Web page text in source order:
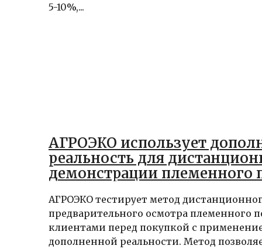
5-10%,...
АГРОЭКО использует
реальность для
демонстрации племенного
АГРОЭКО тестирует метод
предварительного осмотра племенного
клиентами перед покупкой с
дополненной реальности. Метод